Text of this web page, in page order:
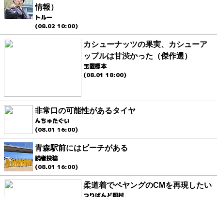
情報）
トルー
(08.02 10:00)
カシューナッツの果実、カシューア
ップルは甘渋かった（傑作選）
玉置標本
(08.01 18:00)
非常口の可能性があるタイヤ
んちゅたぐい
(08.01 16:00)
青森駅前にはビーチがある
読者投稿
(08.01 16:00)
柔道着でペヤングのCMを再現したい
つりばんど岡村